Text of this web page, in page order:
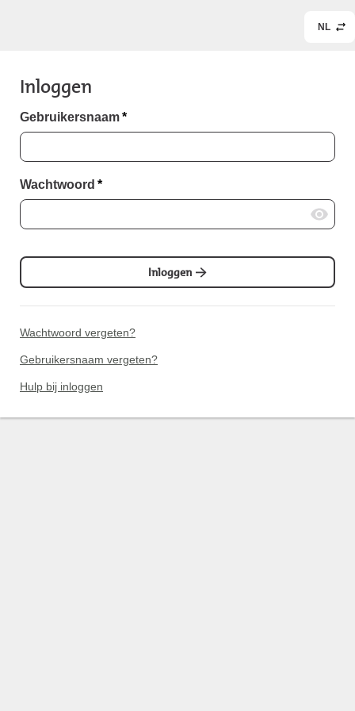
NL
Inloggen
Gebruikersnaam*
Wachtwoord *
Inloggen
Wachtwoord vergeten?
Gebruikersnaam vergeten?
Hulp bij inloggen